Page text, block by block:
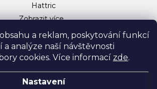
a reklam, poskytování funkcí
a analýze naší návštěvnosti
cookies. Více informací zde.
Nastavení
Hattric
Zobrazit více…
Sociální sítě
Facebook
Instagram
TikTok